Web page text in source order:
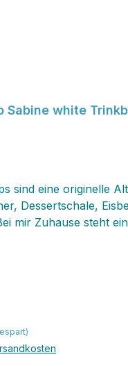
Sabine white
sind eine originelle
Dessertschale,
mir Zuhause steht